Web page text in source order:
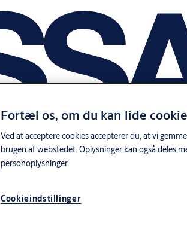
Fortæl os, om du kan lide
Ved at acceptere cookies accepterer du, at vi
brugen af webstedet. Oplysninger kan også deles
personoplysninger
Cookieindstillinger